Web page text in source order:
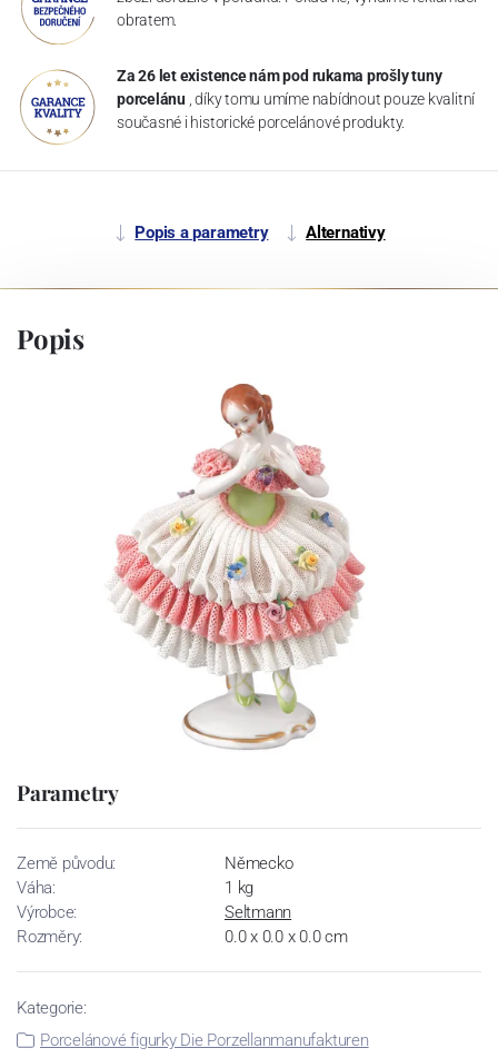
obratem.
Za 26 let existence nám pod rukama prošly tuny
porcelánu , díky tomu umíme nabídnout pouze kvalitní
současné i historické porcelánové produkty.
Popis a parametry Alternativy
Popis
Parametry
Země původu:
Německo
Váha:
1 kg
Výrobce:
Seltmann
Rozměry:
0.0 x 0.0 x 0.0 cm
Kategorie:
Porcelánové figurky Die Porzellanmanufakturen